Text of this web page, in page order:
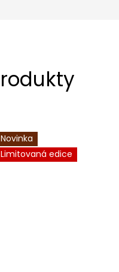
Novinka
Limitovaná edice